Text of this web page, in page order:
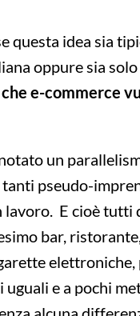
questa idea sia
oppure sia
e-commerce
un
tanti pseudo-
lavoro. E cioè tutti
bar,
elettroniche,
uguali e a pochi